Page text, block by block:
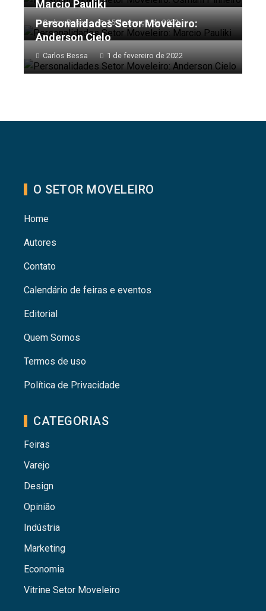
Marcio Pauliki
Carlos Bessa 15 de março de 2022
Personalidades Setor Moveleiro:
Anderson Cielo
Carlos Bessa 1 de fevereiro de 2022
O SETOR MOVELEIRO
Home
Autores
Contato
Calendário de feiras e eventos
Editorial
Quem Somos
Termos de uso
Política de Privacidade
CATEGORIAS
Feiras
Varejo
Design
Opinião
Indústria
Marketing
Economia
Vitrine Setor Moveleiro